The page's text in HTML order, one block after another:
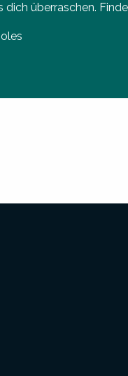
dich überraschen.